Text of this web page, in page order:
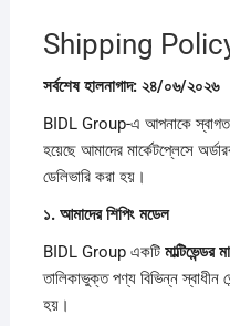
Shipping
সর্বশেষহালনাগাদ: ২৪/০৬/২০২৬
BIDL Group-এ আপনাকে
হয়েছে আমাদের মার্কেটপ্লেসে
ডেলিভারি করা হয়।
১. আমাদেরশিপিং মডেল
BIDL Group একটি মাল্টিভেন্ডর
তালিকাভুক্ত পণ্য বিভিন্ন স্বাধীন
হয়।